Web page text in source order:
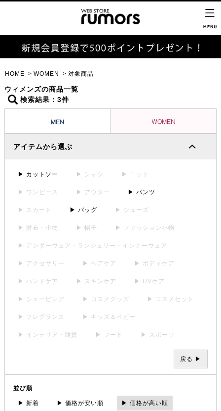
HOME WOMEN 対象商品
ウィメンズの商品一覧
検索結果：3件
アイテムから選ぶ
▶ カットソー ▶ シャツ ▶ ニット
▶ ワンピース ▶ アウター ▶ パンツ
▶ スカート ▶ バッグ ▶ シューズ
▶ 財布・小物 ▶ 帽子 ▶ ファッション小物
▶ アンダーウェア・ランジェリー・インナーウェア
▶ アクセサリー ▶ ヘアケア ▶ ボディケア
▶ ハンドケア ▶ スキンケア ▶ UVケア
▶ シェービング ▶ コスメグッズ ▶ コスメセット
▶ フレグランス ▶ キッズ＆ベビー
▶ インテリア・雑貨 ▶ フード ▶ スポーツ
戻る ▶
並び順
▶ 新着 ▶ 価格が安い順 ▶ 価格が高い順